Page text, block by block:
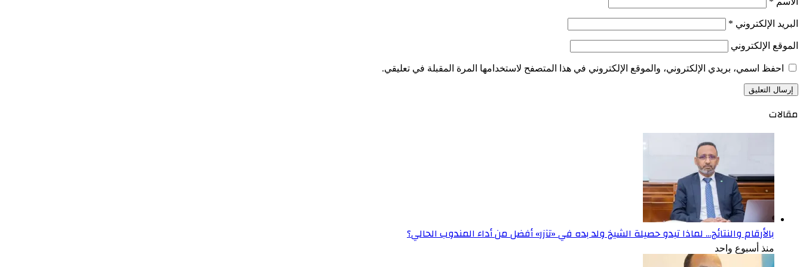
البريد الإلكتروني *
الموقع الإلكتروني
احفظ اسمي، بريدي الإلكتروني، والموقع الإلكتروني في هذا المتصفح لاستخدامها المرة المقبلة في تعليقي.
مقالات
بالأرقام والنتائج… لماذا تبدو حصيلة الشيخ ولد بده في «تآزر» أفضل من أداء المندوب الحالي؟
منذ أسبوع واحد